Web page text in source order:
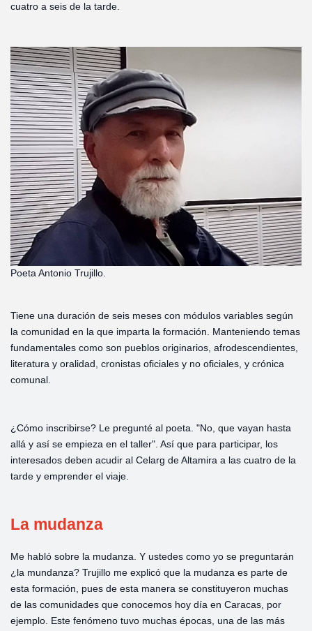
cuatro a seis de la tarde.
Poeta Antonio Trujillo.
Tiene una duración de seis meses con módulos variables según
la comunidad en la que imparta la formación. Manteniendo temas
fundamentales como son pueblos originarios, afrodescendientes,
literatura y oralidad, cronistas oficiales y no oficiales, y crónica
comunal.
¿Cómo inscribirse? Le pregunté al poeta. "No, que vayan hasta
allá y así se empieza en el taller". Así que para participar, los
interesados deben acudir al Celarg de Altamira a las cuatro de la
tarde y emprender el viaje.
La mudanza
Me habló sobre la mudanza. Y ustedes como yo se preguntarán
¿la mundanza? Trujillo me explicó que la mudanza es parte de
esta formación, pues de esta manera se constituyeron muchas
de las comunidades que conocemos hoy día en Caracas, por
ejemplo. Este fenómeno tuvo muchas épocas, una de las más